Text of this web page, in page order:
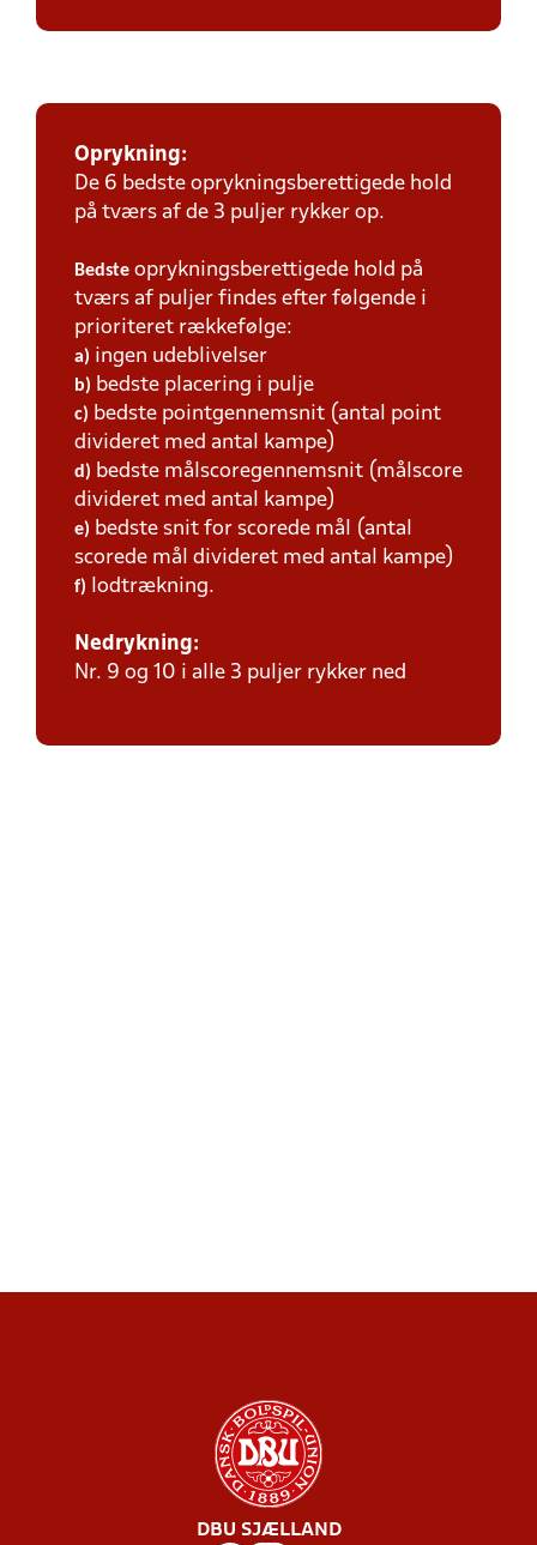
Oprykning:
De 6 bedste oprykningsberettigede hold
på tværs af de 3 puljer rykker op.
Bedste oprykningsberettigede hold på
tværs af puljer findes efter følgende i
prioriteret rækkefølge:
a) ingen udeblivelser
b) bedste placering i pulje
c) bedste pointgennemsnit (antal point
divideret med antal kampe)
d) bedste målscoregennemsnit (målscore
divideret med antal kampe)
e) bedste snit for scorede mål (antal
scorede mål divideret med antal kampe)
f) lodtrækning.
Nedrykning:
Nr. 9 og 10 i alle 3 puljer rykker ned
DBU SJÆLLAND